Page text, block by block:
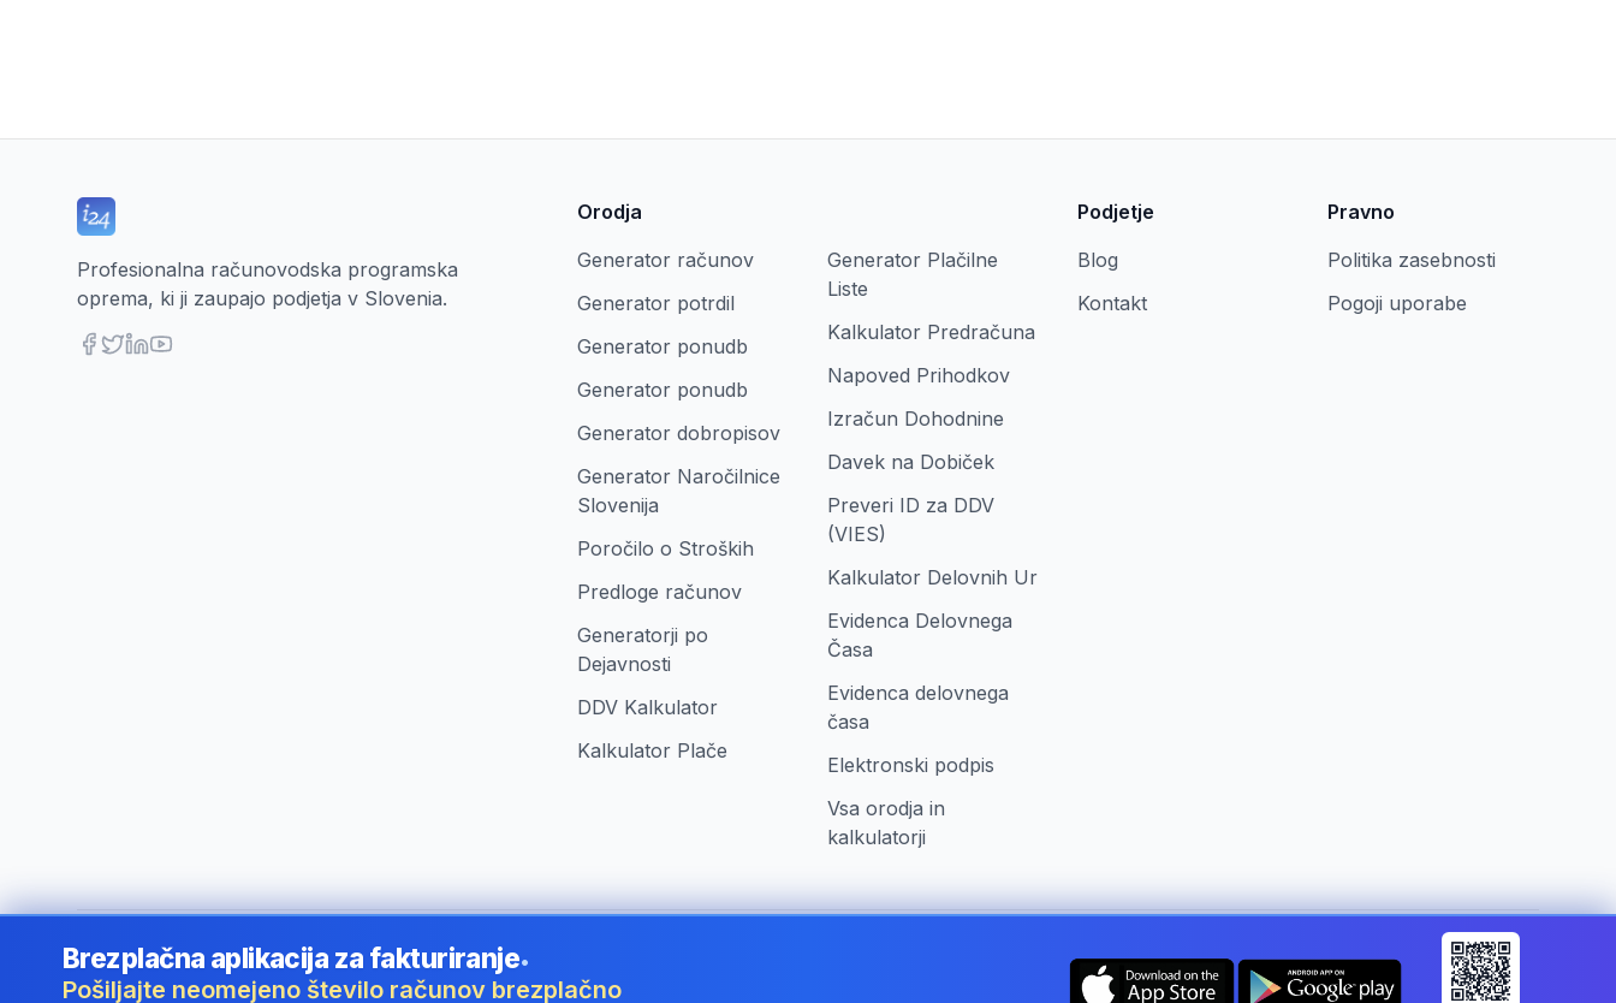
Profesionalna računovodska programska
oprema, ki ji zaupajo podjetja v Slovenia.
Orodja
Generator računov
Generator potrdil
Generator ponudb
Generator ponudb
Generator dobropisov
Generator Naročilnice
Slovenija
Poročilo o Stroških
Predloge računov
Generatorji po
Dejavnosti
DDV Kalkulator
Kalkulator Plače
Generator Plačilne
Liste
Kalkulator Predračuna
Napoved Prihodkov
Izračun Dohodnine
Davek na Dobiček
Preveri ID za DDV
(VIES)
Kalkulator Delovnih Ur
Evidenca Delovnega
Časa
Evidenca delovnega
časa
Elektronski podpis
Vsa orodja in
kalkulatorji
Podjetje
Blog
Kontakt
Pravno
Politika zasebnosti
Pogoji uporabe
©2026i24 Limited. All rights reserved.•Za podjetja v Slovenia Spremeni državo: Slovenia
Brezplačna aplikacija za fakturiranje•
Pošiljajte neomejeno število računov brezplačno